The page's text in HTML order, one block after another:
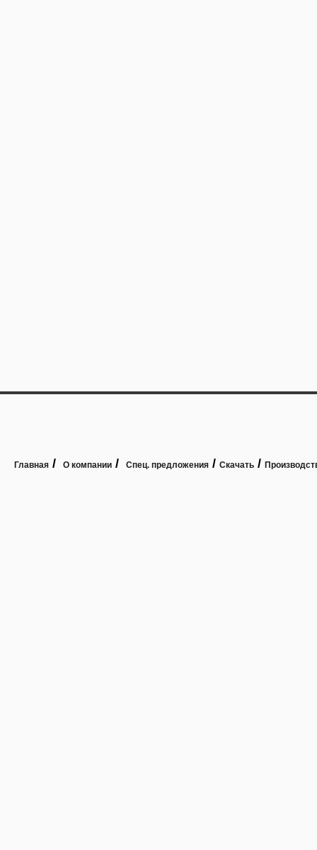
Главная / О компании / Спец. предложения / Скачать /